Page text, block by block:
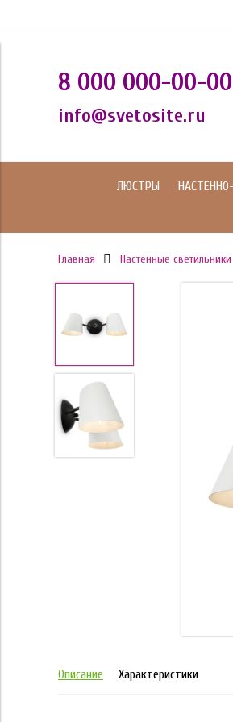
8 000 000-00-00
info@svetosite.ru
ЛЮСТРЫ
Главная Настенные светильники
Описание Характеристики